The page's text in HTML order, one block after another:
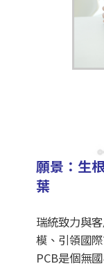
願景：生
葉
瑞統致力與
模、引領國
PCB是個無